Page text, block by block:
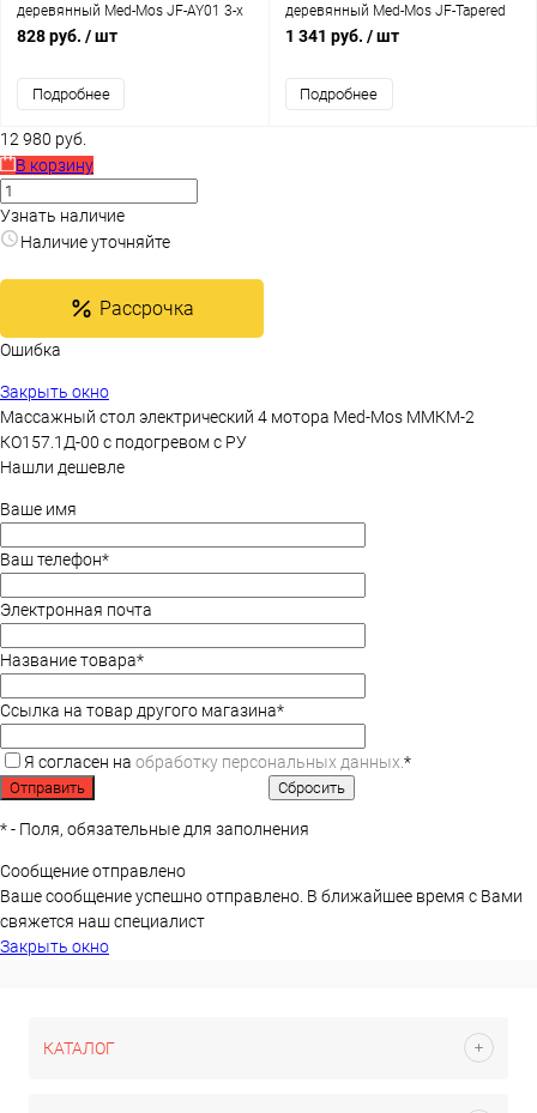
деревянный Med-Mos JF-AY01 3-х
секционный М/К (МСТ-103Л)
828 руб. / шт
Подробнее
деревянный Med-Mos JF-Tapered
(МСТ-141)
1 341 руб. / шт
Подробнее
12 980 руб.
В корзину
Узнать наличие
Наличие уточняйте
Рассрочка
Ошибка
Закрыть окно
Массажный стол электрический 4 мотора Med-Mos ММКМ-2
КО157.1Д-00 c подогревом с РУ
Нашли дешевле
Ваше имя
Ваш телефон*
Электронная почта
Название товара*
Ссылка на товар другого магазина*
Я согласен на обработку персональных данных. *
*- Поля, обязательные для заполнения
Сообщение отправлено
Ваше сообщение успешно отправлено. В ближайшее время с Вами
свяжется наш специалист
Закрыть окно
КАТАЛОГ